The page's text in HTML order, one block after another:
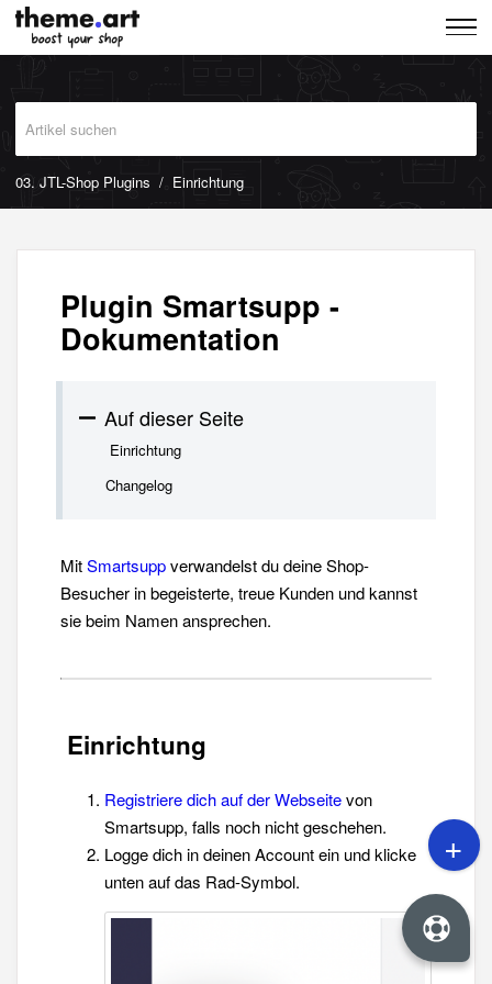
03. JTL-Shop Plugins Einrichtung
Plugin Smartsupp -
Dokumentation
Auf dieser Seite
Einrichtung
Changelog
MitSmartsuppverwandelst du deine Shop-
Besucher in begeisterte, treue Kunden und kannst
sie beim Namen ansprechen.
Einrichtung
Registriere dich auf der Webseitevon
Smartsupp, falls noch nicht geschehen.
Logge dich in deinen Account ein und klicke
unten auf das Rad-Symbol.